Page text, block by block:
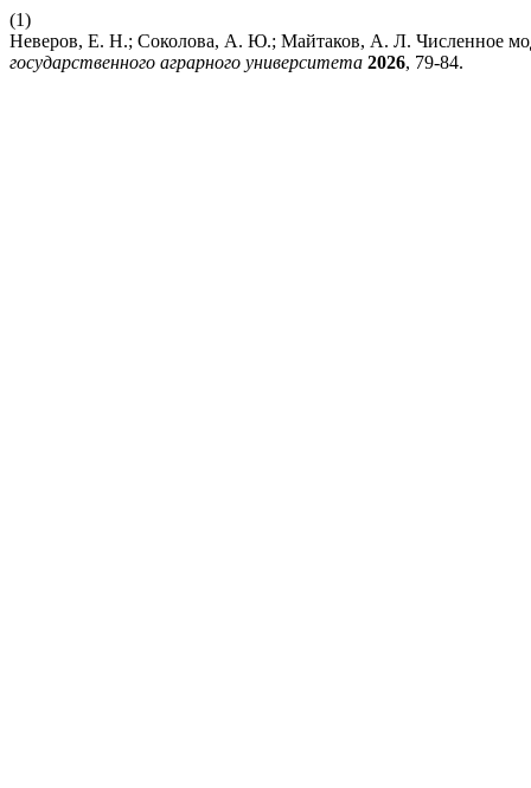
(1)
Неверов, Е. Н.; Соколова, А. Ю.; Майтаков, А. Л. Численное
государственного аграрного университета 2026, 79-84.